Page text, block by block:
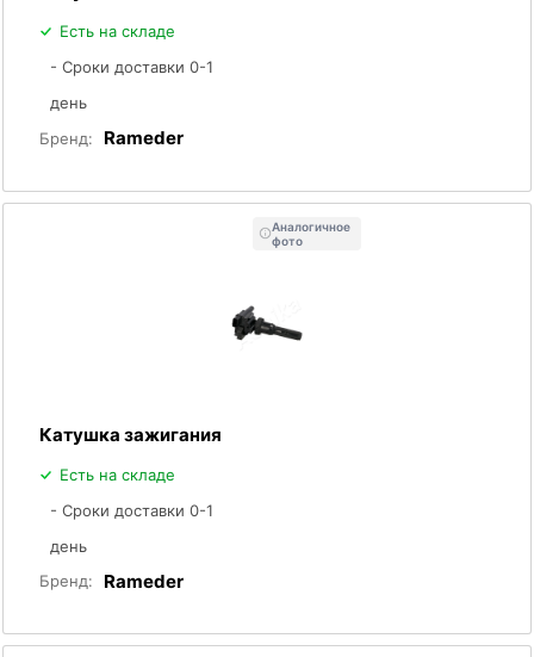
Есть на складе
- Сроки доставки 0-1
день
Бренд:
Rameder
Аналогичное
фото
Катушка зажигания
Есть на складе
- Сроки доставки 0-1
день
Бренд:
Rameder